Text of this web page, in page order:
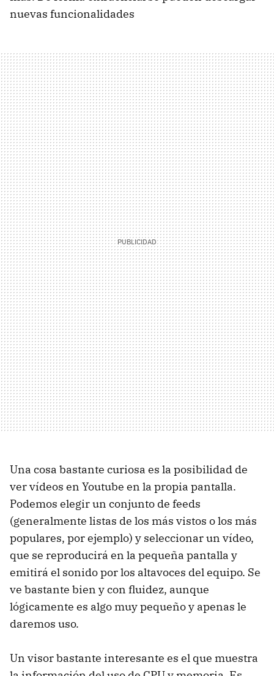
nuevas funcionalidades
Una cosa bastante curiosa es la posibilidad de
ver vídeos en Youtube en la propia pantalla.
Podemos elegir un conjunto de feeds
(generalmente listas de los más vistos o los más
populares, por ejemplo) y seleccionar un vídeo,
que se reproducirá en la pequeña pantalla y
emitirá el sonido por los altavoces del equipo. Se
ve bastante bien y con fluidez, aunque
lógicamente es algo muy pequeño y apenas le
daremos uso.
Un visor bastante interesante es el que muestra